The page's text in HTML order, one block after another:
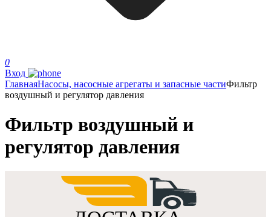
0
Вход
ГлавнаяНасосы, насосные агрегаты и запасные частиФильтр
воздушный и регулятор давления
Фильтр воздушный и
регулятор давления